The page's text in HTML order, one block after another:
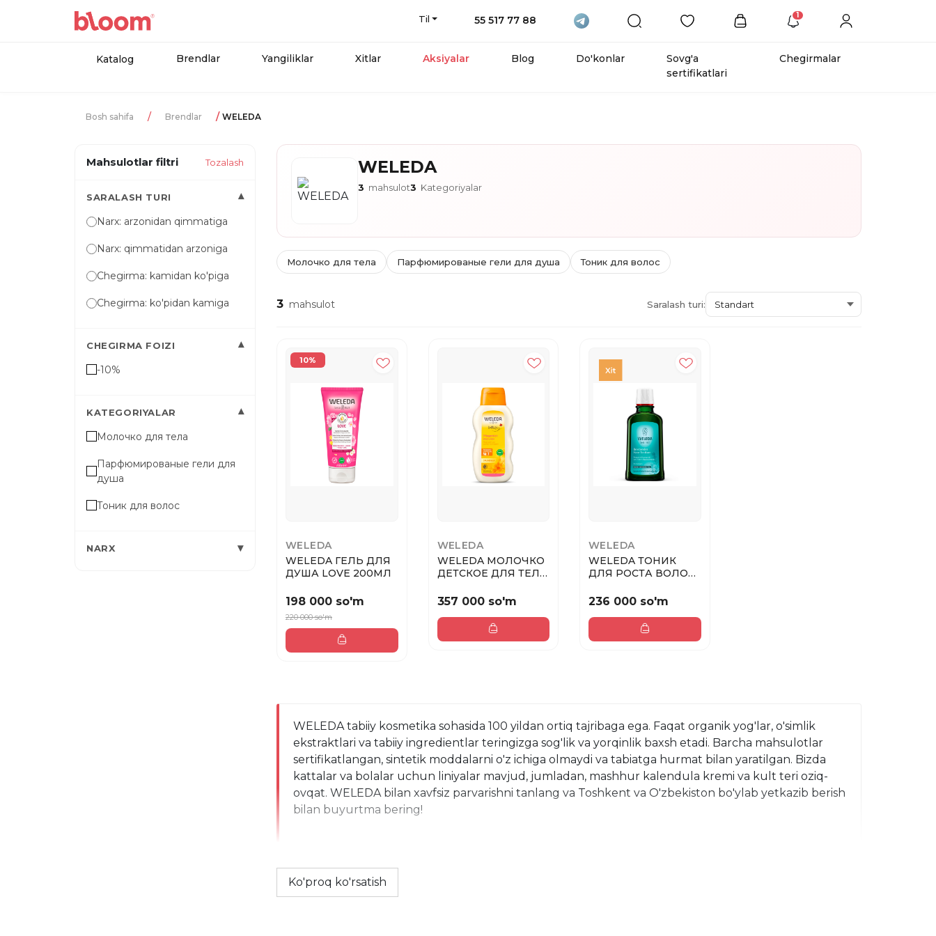
Til 55 517 77 88 1
Katalog Brendlar Yangiliklar Xitlar Aksiyalar Blog Do'konlar
Sovg'a
sertifikatlari
Chegirmalar
Bosh sahifa Brendlar WELEDA
Mahsulotlar filtri Tozalash
SARALASH TURI ▾
Narx: arzonidan qimmatiga
Narx: qimmatidan arzoniga
Chegirma: kamidan ko'piga
Chegirma: ko'pidan kamiga
CHEGIRMA FOIZI ▾
-10%
KATEGORIYALAR ▾
Молочко для тела
Парфюмированые гели для
душа
Тоник для волос
NARX ▾
WELEDA
3 mahsulot3 Kategoriyalar
Молочко для тела Парфюмированые гели для душа Тоник для волос
3 mahsulot Saralash turi:
10%
WELEDA
WELEDA ГЕЛЬ ДЛЯ
ДУША LOVE 200МЛ
198 000 so'm
220 000 so'm
WELEDA
WELEDA МОЛОЧКО
ДЕТСКОЕ ДЛЯ ТЕЛА
200М...
357 000 so'm
WELEDA
WELEDA ТОНИК
ДЛЯ РОСТА ВОЛОС
РОЗМАР...
236 000 so'm
WELEDA tabiiy kosmetika sohasida 100 yildan ortiq tajribaga ega. Faqat organik yog'lar, o'simlik
ekstraktlari va tabiiy ingredientlar teringizga sog'lik va yorqinlik baxsh etadi. Barcha mahsulotlar
sertifikatlangan, sintetik moddalarni o'z ichiga olmaydi va tabiatga hurmat bilan yaratilgan. Bizda
kattalar va bolalar uchun liniyalar mavjud, jumladan, mashhur kalendula kremi va kult teri oziq-
ovqat. WELEDA bilan xavfsiz parvarishni tanlang va Toshkent va O'zbekiston bo'ylab yetkazib berish
bilan buyurtma bering!
Ko'proq ko'rsatish